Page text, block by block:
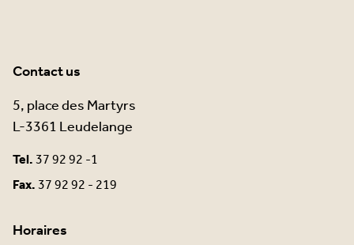
Contact us
5, place des Martyrs
L-3361 Leudelange
Tel.37 92 92 -1
Fax.37 92 92 - 219
Horaires